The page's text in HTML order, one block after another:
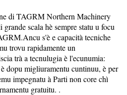
di TAGRM Northern Machinery
scala hè sempre statu u focu
s'è e capacità tecniche
trovu rapidamente un
trà a tecnulugia è l'ecunumia:
dopu migliuramentu cuntinuu, è per
impegnatu à Parti non core chì
gratuitu. .